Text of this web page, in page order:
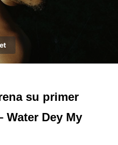
su primer
Water Dey My